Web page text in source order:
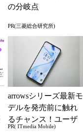
の分岐点
PR(三菱総合研究所)
arrowsシリーズ最新モ
デルを発売前に触れ
るチャンス！ユーザ
ー座談会開催
PR( ITmedia Mobile)